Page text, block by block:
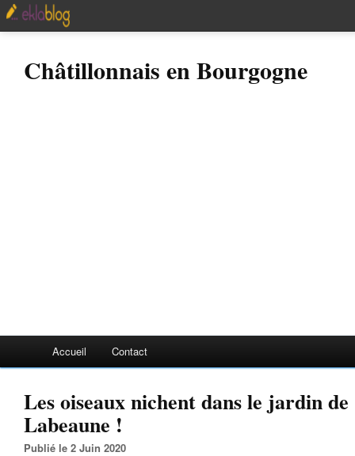
Châtillonnais en Bourgogne
Accueil Contact
Les oiseaux nichent dans le jardin
Labeaune !
Publié le 2 Juin 2020